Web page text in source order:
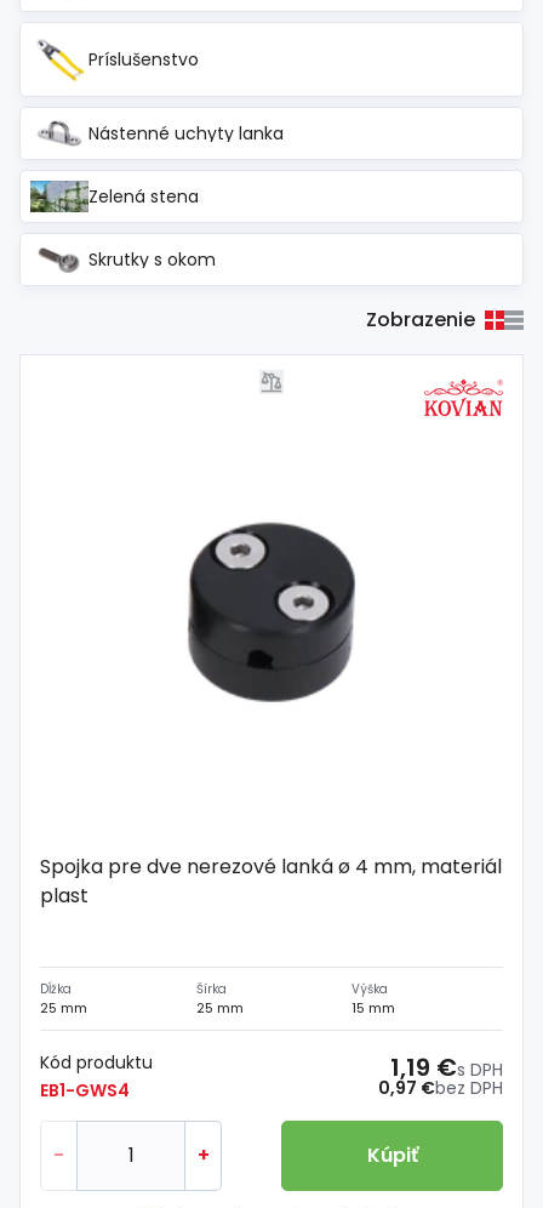
Príslušenstvo
Nástenné uchyty lanka
Zelená stena
Skrutky s okom
Zobrazenie
Spojka pre dve nerezové lanká ø 4 mm, materiál
plast
Dĺžka
25 mm
Šírka
25 mm
Výška
15 mm
Kód produktu
EB1-GWS4
0,97 €bez DPH
1,19 €s DPH
- + Kúpiť